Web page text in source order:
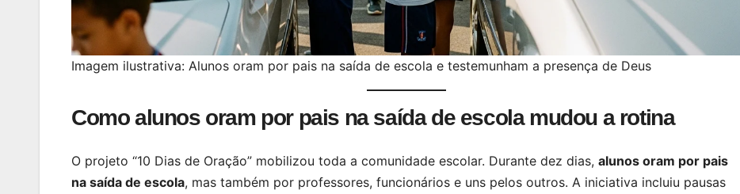
Imagem ilustrativa: Alunos oram por pais na saída de escola e testemunham a presença de Deus
Como alunos oram por pais na saída de escola mudou a rotina
O projeto “10 Dias de Oração” mobilizou toda a comunidade escolar. Durante dez dias, alunos oram por pais
na saída de escola, mas também por professores, funcionários e uns pelos outros. A iniciativa incluiu pausas